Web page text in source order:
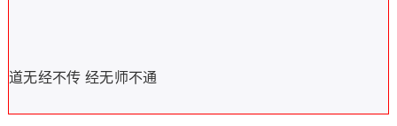
道无经不传 经无师不通